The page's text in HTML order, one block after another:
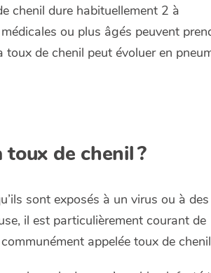
chenil dure habituellement 2 à
ou plus âgés peuvent
de chenil peut évoluer en
de chenil ?
sont exposés à un virus ou à des
il est particulièrement courant de
appelée toux de